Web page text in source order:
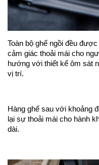
Toàn bộ ghế ngồi đều
cảm giác thoải mái cho
hướng với thiết kế ôm sát
vị trí.
Hàng ghế sau với khoảng
lại sự thoải mái cho hành
dài.